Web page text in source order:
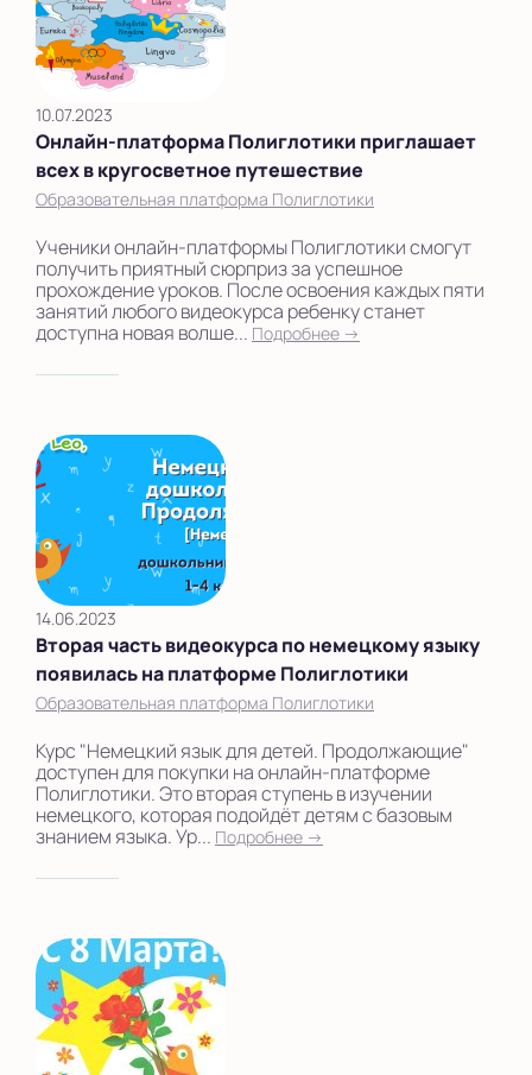
Выбрать другую страну
10.07.2023
Онлайн-платформа Полиглотики приглашает
всех в кругосветное путешествие
Образовательная платформа Полиглотики
Ученики онлайн-платформы Полиглотики смогут
получить приятный сюрприз за успешное
прохождение уроков. После освоения каждых пяти
занятий любого видеокурса ребенку станет
доступна новая волше... Подробнее →
14.06.2023
Вторая часть видеокурса по немецкому языку
появилась на платформе Полиглотики
Образовательная платформа Полиглотики
Курс "Немецкий язык для детей. Продолжающие"
доступен для покупки на онлайн-платформе
Полиглотики. Это вторая ступень в изучении
немецкого, которая подойдёт детям с базовым
знанием языка. Ур... Подробнее →